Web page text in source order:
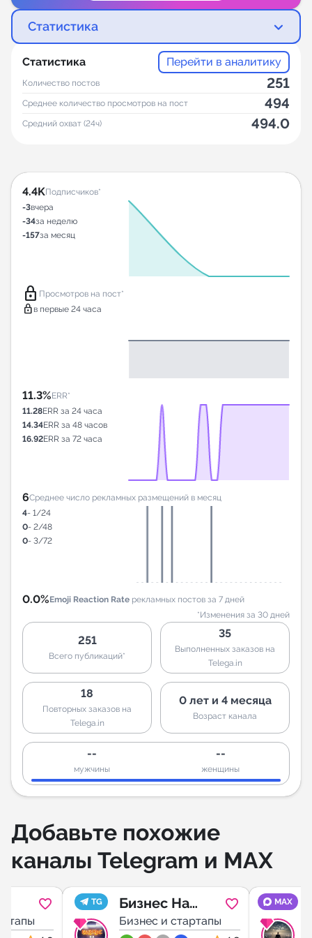
Статистика
Статистика Перейти в аналитику
Количество постов 251
Среднее количество просмотров на пост 494
Средний охват (24ч) 494.0
4.4KПодписчиков*
-3вчера
-34за неделю
-157за месяц
lock Просмотров на пост*
lock в первые 24 часа
11.3%ERR*
11.28ERR за 24 часа
14.34ERR за 48 часов
16.92ERR за 72 часа
6Среднее число рекламных размещений в месяц
4- 1/24
0- 2/48
0- 3/72
0.0%Emoji Reaction Rate рекламных постов за 7 дней
*Изменения за 30 дней
251
Всего публикаций*
35
Выполненных заказов на
Telega.in
18
Повторных заказов на
Telega.in
0 лет и 4 месяца
Возраст канала
--
мужчины
--
женщины
Добавьте похожие
каналы Telegram и MAX
TG
Бизнес На
Миллион
Бизнес и стартапы
MAX